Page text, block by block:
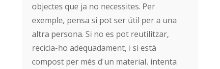
objectes que ja no necessites. Per
exemple, pensa si pot ser útil per a una
altra persona. Si no es pot reutilitzar,
recicla-ho adequadament, i si està
compost per més d'un material, intenta